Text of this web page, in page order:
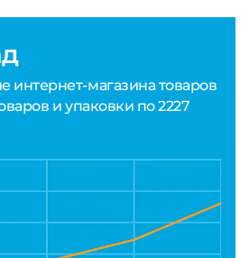
интернет-магазина товаров
и упаковки по 2227